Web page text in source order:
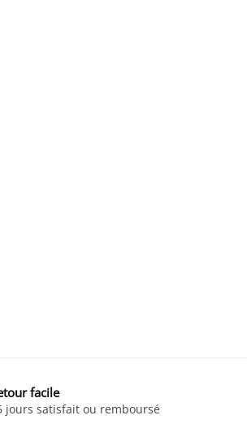
facile
jours satisfait ou remboursé